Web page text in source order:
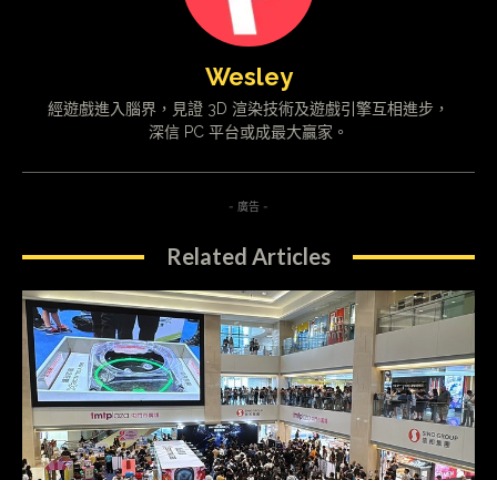
Wesley
經遊戲進入腦界，見證 3D 渲染技術及遊戲引擎互相進步，
深信 PC 平台或成最大贏家。
- 廣告 -
Related Articles